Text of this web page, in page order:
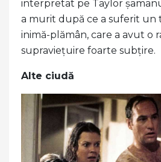
interpretat pe Taylor
a murit după ce a suferit un
inimă-plămân, care a avut o
supraviețuire foarte subțire.
Alte ciudă